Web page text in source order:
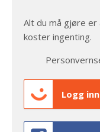
Alt du må gjøre
koster ingenting.
Logg